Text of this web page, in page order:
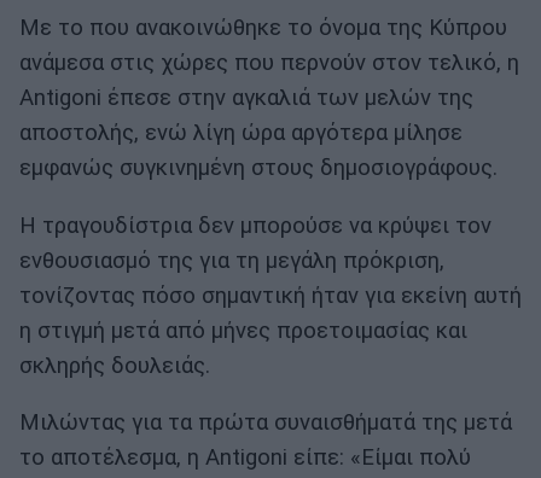
Με το που ανακοινώθηκε το όνομα της Κύπρου
ανάμεσα στις χώρες που περνούν στον τελικό, η
Antigoni έπεσε στην αγκαλιά των μελών της
αποστολής, ενώ λίγη ώρα αργότερα μίλησε
εμφανώς συγκινημένη στους δημοσιογράφους.
Η τραγουδίστρια δεν μπορούσε να κρύψει τον
ενθουσιασμό της για τη μεγάλη πρόκριση,
τονίζοντας πόσο σημαντική ήταν για εκείνη αυτή
η στιγμή μετά από μήνες προετοιμασίας και
σκληρής δουλειάς.
Μιλώντας για τα πρώτα συναισθήματά της μετά
το αποτέλεσμα, η Antigoni είπε: «Είμαι πολύ